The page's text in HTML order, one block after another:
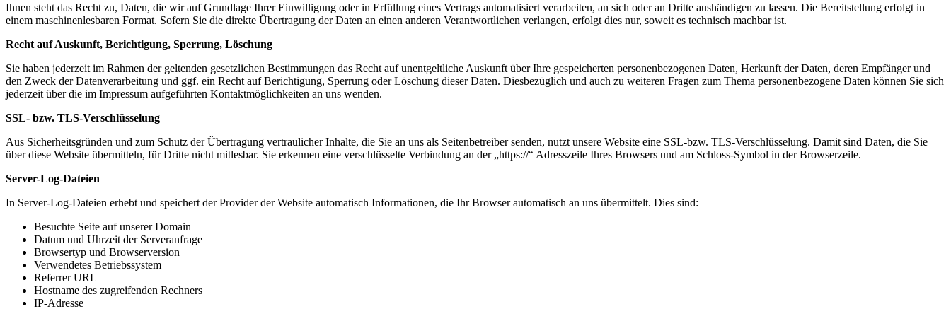
Ihnen steht das Recht zu, Daten, die wir auf Grundlage Ihrer Einwilligung oder in Erfüllung eines Vertrags automatisiert verarbeiten, an sich oder an Dritte aushändigen zu lassen. Die Bereitstellung erfolgt in
einem maschinenlesbaren Format. Sofern Sie die direkte Übertragung der Daten an einen anderen Verantwortlichen verlangen, erfolgt dies nur, soweit es technisch machbar ist.
Recht auf Auskunft, Berichtigung, Sperrung, Löschung
Sie haben jederzeit im Rahmen der geltenden gesetzlichen Bestimmungen das Recht auf unentgeltliche Auskunft über Ihre gespeicherten personenbezogenen Daten, Herkunft der Daten, deren Empfänger und
den Zweck der Datenverarbeitung und ggf. ein Recht auf Berichtigung, Sperrung oder Löschung dieser Daten. Diesbezüglich und auch zu weiteren Fragen zum Thema personenbezogene Daten können Sie sich
jederzeit über die im Impressum aufgeführten Kontaktmöglichkeiten an uns wenden.
SSL- bzw. TLS-Verschlüsselung
Aus Sicherheitsgründen und zum Schutz der Übertragung vertraulicher Inhalte, die Sie an uns als Seitenbetreiber senden, nutzt unsere Website eine SSL-bzw. TLS-Verschlüsselung. Damit sind Daten, die Sie
über diese Website übermitteln, für Dritte nicht mitlesbar. Sie erkennen eine verschlüsselte Verbindung an der „https://“ Adresszeile Ihres Browsers und am Schloss-Symbol in der Browserzeile.
Server-Log-Dateien
In Server-Log-Dateien erhebt und speichert der Provider der Website automatisch Informationen, die Ihr Browser automatisch an uns übermittelt. Dies sind:
Besuchte Seite auf unserer Domain
Datum und Uhrzeit der Serveranfrage
Browsertyp und Browserversion
Verwendetes Betriebssystem
Referrer URL
Hostname des zugreifenden Rechners
IP-Adresse